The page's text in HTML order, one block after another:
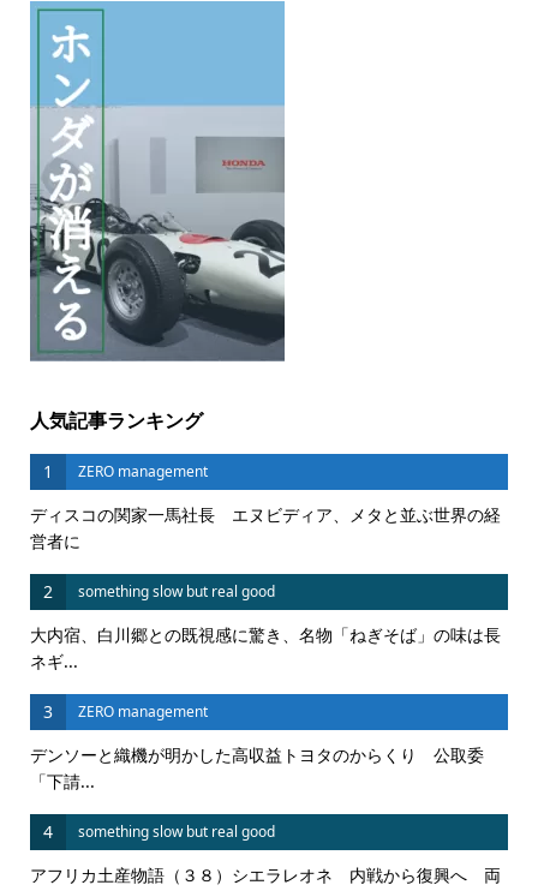
人気記事ランキング
1 ZERO management
ディスコの関家一馬社長 エヌビディア、メタと並ぶ世界の経
営者に
2 something slow but real good
大内宿、白川郷との既視感に驚き、名物「ねぎそば」の味は長
ネギ...
3 ZERO management
デンソーと織機が明かした高収益トヨタのからくり 公取委
「下請...
4 something slow but real good
アフリカ土産物語（３８）シエラレオネ 内戦から復興へ 両